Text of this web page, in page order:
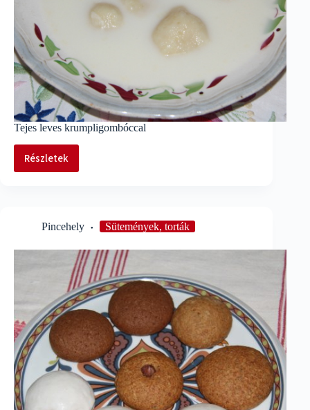
Tejes leves krumpligombóccal
Részletek
Tejes
Pincehely Sütemények, torták